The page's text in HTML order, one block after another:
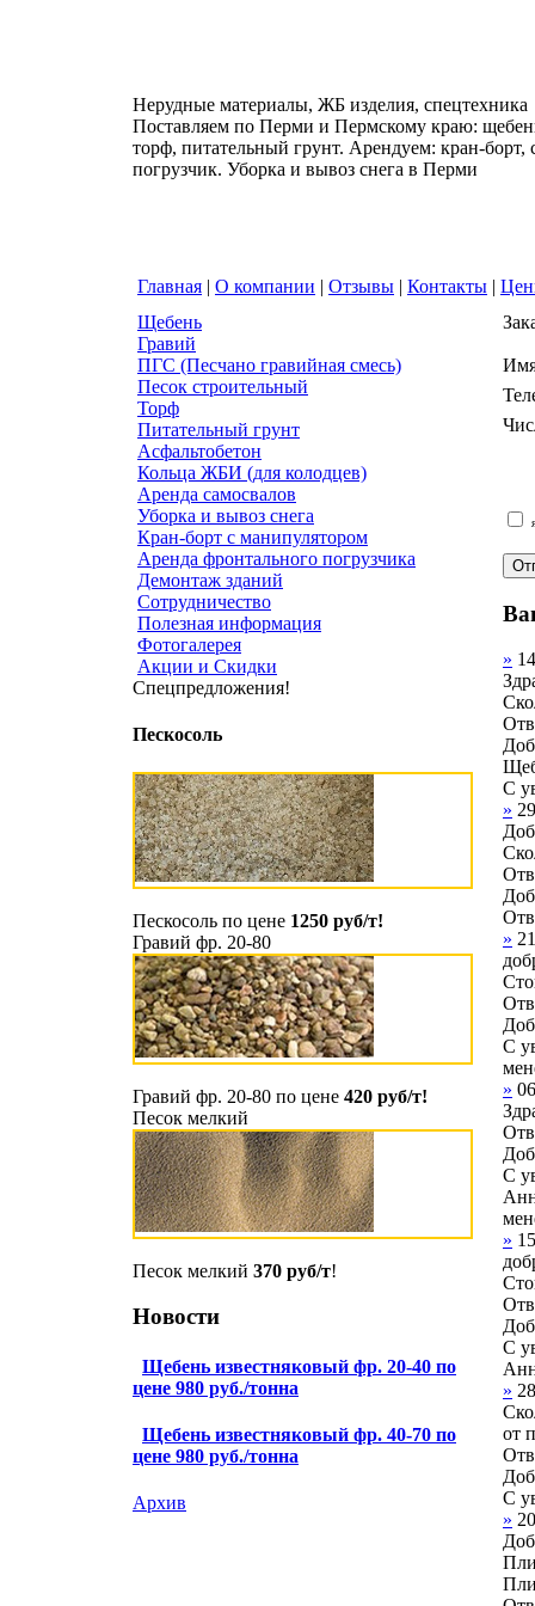
Нерудные материалы, ЖБ изделия, спецтехника
Поставляем по Перми и Пермскому краю:
торф, питательный грунт. Арендуем: кран-
погрузчик. Уборка и вывоз снега в Перми
Главная | О компании | Отзывы | Контакты |
Щебень
Гравий
ПГС (Песчано гравийная смесь)
Песок строительный
Торф
Питательный грунт
Асфальтобетон
Кольца ЖБИ (для колодцев)
Аренда самосвалов
Уборка и вывоз снега
Кран-борт с манипулятором
Аренда фронтального погрузчика
Демонтаж зданий
Сотрудничество
Полезная информация
Фотогалерея
Акции и Скидки
Спецпредложения!
Пескосоль
Пескосоль по цене 1250 руб/т!
Гравий фр. 20-80
Гравий фр. 20-80 по цене 420 руб/т!
Песок мелкий
Песок мелкий 370 руб/т!
Новости
Щебень известняковый фр. 20-40 по
цене 980 руб./тонна
Щебень известняковый фр. 40-70 по
цене 980 руб./тонна
Архив
»
С
»
»
С
»
С
»
С
»
от
С
»